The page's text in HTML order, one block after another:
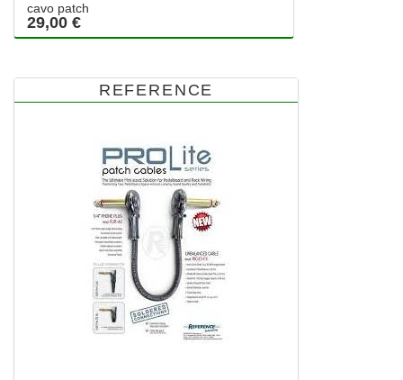
cavo patch
29,00 €
REFERENCE